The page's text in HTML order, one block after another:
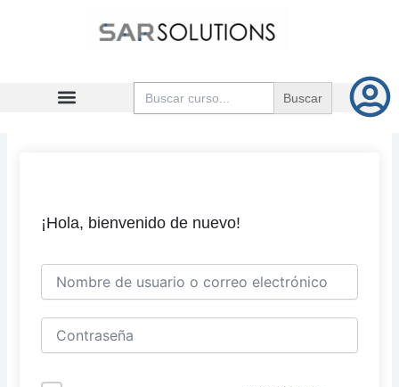
Buscar:
¡Hola, bienvenido de nuevo!